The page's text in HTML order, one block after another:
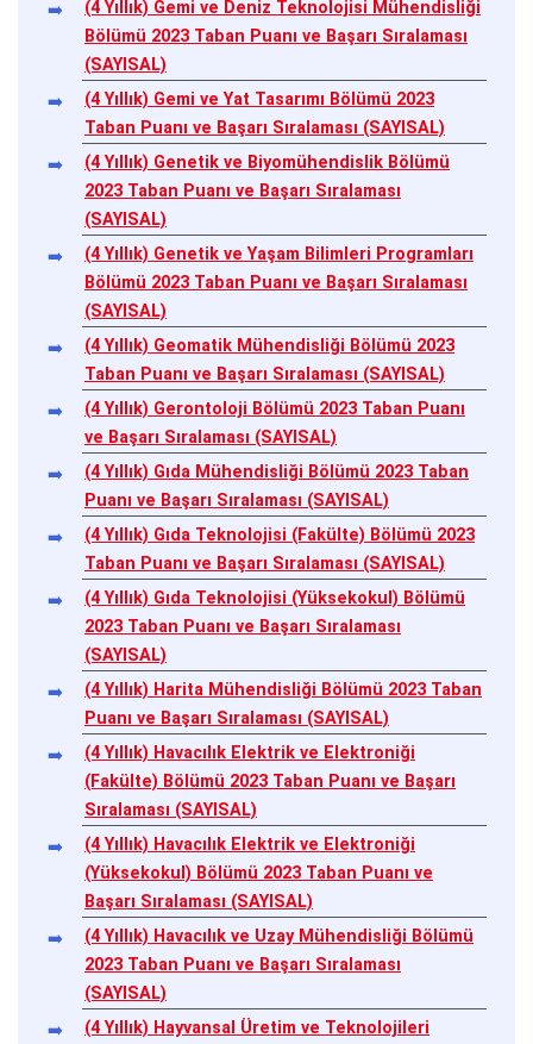
(4 Yıllık) Gemi ve Deniz Teknolojisi Mühendisliği
Bölümü 2023 Taban Puanı ve Başarı Sıralaması
(SAYISAL)
(4 Yıllık) Gemi ve Yat Tasarımı Bölümü 2023
Taban Puanı ve Başarı Sıralaması (SAYISAL)
(4 Yıllık) Genetik ve Biyomühendislik Bölümü
2023 Taban Puanı ve Başarı Sıralaması
(SAYISAL)
(4 Yıllık) Genetik ve Yaşam Bilimleri Programları
Bölümü 2023 Taban Puanı ve Başarı Sıralaması
(SAYISAL)
(4 Yıllık) Geomatik Mühendisliği Bölümü 2023
Taban Puanı ve Başarı Sıralaması (SAYISAL)
(4 Yıllık) Gerontoloji Bölümü 2023 Taban Puanı
ve Başarı Sıralaması (SAYISAL)
(4 Yıllık) Gıda Mühendisliği Bölümü 2023 Taban
Puanı ve Başarı Sıralaması (SAYISAL)
(4 Yıllık) Gıda Teknolojisi (Fakülte) Bölümü 2023
Taban Puanı ve Başarı Sıralaması (SAYISAL)
(4 Yıllık) Gıda Teknolojisi (Yüksekokul) Bölümü
2023 Taban Puanı ve Başarı Sıralaması
(SAYISAL)
(4 Yıllık) Harita Mühendisliği Bölümü 2023 Taban
Puanı ve Başarı Sıralaması (SAYISAL)
(4 Yıllık) Havacılık Elektrik ve Elektroniği
(Fakülte) Bölümü 2023 Taban Puanı ve Başarı
Sıralaması (SAYISAL)
(4 Yıllık) Havacılık Elektrik ve Elektroniği
(Yüksekokul) Bölümü 2023 Taban Puanı ve
Başarı Sıralaması (SAYISAL)
(4 Yıllık) Havacılık ve Uzay Mühendisliği Bölümü
2023 Taban Puanı ve Başarı Sıralaması
(SAYISAL)
(4 Yıllık) Hayvansal Üretim ve Teknolojileri